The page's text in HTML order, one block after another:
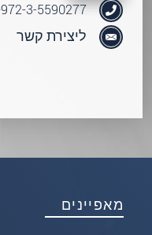
מאפיינים
972-3-5590277+
ליצירת קשר